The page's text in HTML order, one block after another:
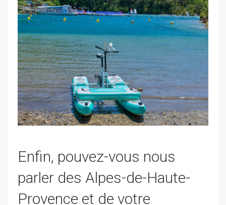
Enfin, pouvez-vous nous
parler des Alpes-de-Haute-
Provence et de votre